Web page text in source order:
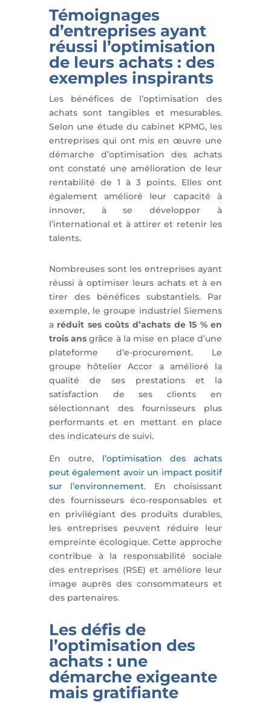
Témoignages
d’entreprises ayant
réussi l’optimisation
de leurs achats : des
exemples inspirants
Les bénéfices de l’optimisation des
achats sont tangibles et mesurables.
Selon une étude du cabinet KPMG, les
entreprises qui ont mis en œuvre une
démarche d’optimisation des achats
ont constaté une amélioration de leur
rentabilité de 1 à 3 points. Elles ont
également amélioré leur capacité à
innover, à se développer à
l’international et à attirer et retenir les
talents.
Nombreuses sont les entreprises ayant
réussi à optimiser leurs achats et à en
tirer des bénéfices substantiels. Par
exemple, le groupe industriel Siemens
a réduit ses coûts d’achats de 15 % en
trois ansgrâce à la mise en place d’une
plateforme d’e-procurement. Le
groupe hôtelier Accor a amélioré la
qualité de ses prestations et la
satisfaction de ses clients en
sélectionnant des fournisseurs plus
performants et en mettant en place
des indicateurs de suivi.
En outre, l’optimisation des achats
peut également avoir un impact positif
sur l’environnement. En choisissant
des fournisseurs éco-responsables et
en privilégiant des produits durables,
les entreprises peuvent réduire leur
empreinte écologique. Cette approche
contribue à la responsabilité sociale
des entreprises (RSE) et améliore leur
image auprès des consommateurs et
des partenaires.
Les défis de
l’optimisation des
achats : une
démarche exigeante
mais gratifiante